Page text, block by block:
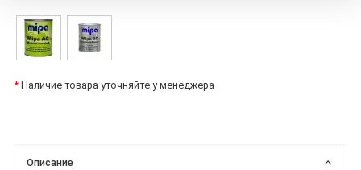
* Наличие товара уточняйте у менеджера
Описание